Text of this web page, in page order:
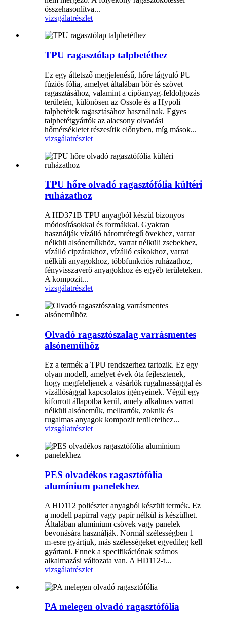
összehasonlítva...
vizsgálatrészlet
TPU ragasztólap talpbetéthez
Ez egy áttetsző megjelenésű, hőre lágyuló PU
fúziós fólia, amelyet általában bőr és szövet
ragasztásához, valamint a cipőanyag-feldolgozás
területén, különösen az Ossole és a Hypoli
talpbetétek ragasztásához használnak. Egyes
talpbetétgyártók az alacsony olvadási
hőmérsékletet részesítik előnyben, míg mások...
vizsgálatrészlet
TPU hőre olvadó ragasztófólia kültéri
ruházathoz
A HD371B TPU anyagból készül bizonyos
módosításokkal és formákkal. Gyakran
használják vízálló háromrétegű övekhez, varrat
nélküli alsóneműkhöz, varrat nélküli zsebekhez,
vízálló cipzárakhoz, vízálló csíkokhoz, varrat
nélküli anyagokhoz, többfunkciós ruházathoz,
fényvisszaverő anyagokhoz és egyéb területeken.
A kompozit...
vizsgálatrészlet
Olvadó ragasztószalag varrásmentes
alsóneműhöz
Ez a termék a TPU rendszerhez tartozik. Ez egy
olyan modell, amelyet évek óta fejlesztenek,
hogy megfeleljenek a vásárlók rugalmassággal és
vízállósággal kapcsolatos igényeinek. Végül egy
kiforrott állapotba kerül, amely alkalmas varrat
nélküli alsóneműk, melltartók, zoknik és
rugalmas anyagok kompozit területeihez...
vizsgálatrészlet
PES olvadékos ragasztófólia
alumínium panelekhez
A HD112 poliészter anyagból készült termék. Ez
a modell papírral vagy papír nélkül is készülhet.
Általában alumínium csövek vagy panelek
bevonására használják. Normál szélességben 1
m-esre gyártjuk, más szélességeket egyedileg kell
gyártani. Ennek a specifikációnak számos
alkalmazási változata van. A HD112-t...
vizsgálatrészlet
PA melegen olvadó ragasztófólia